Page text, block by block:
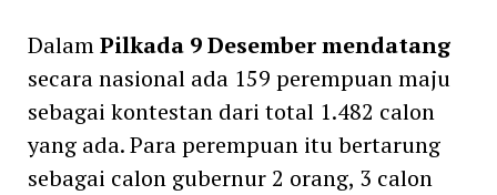
DalamPilkada 9 Desember mendatang
secara nasional ada 159 perempuan maju
sebagai kontestan dari total 1.482 calon
yang ada. Para perempuan itu bertarung
sebagai calon gubernur 2 orang, 3 calon